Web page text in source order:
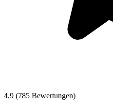
4,9 (785 Bewertungen)